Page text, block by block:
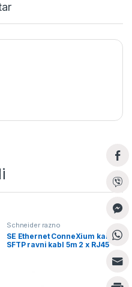
Schneider razno
SE Ethernet ConneXium kabl
SFTP ravni kabl 5m 2 x RJ45